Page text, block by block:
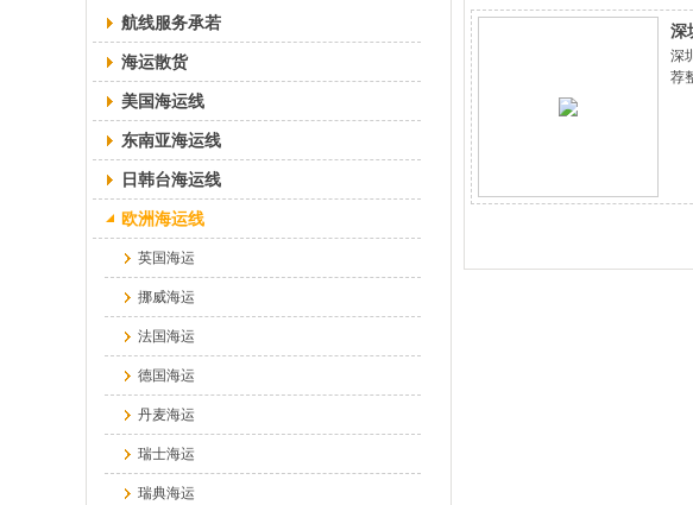
航线服务承若
海运散货
美国海运线
东南亚海运线
日韩台海运线
欧洲海运线
英国海运
挪威海运
法国海运
德国海运
丹麦海运
瑞士海运
瑞典海运
深
专
深
荐